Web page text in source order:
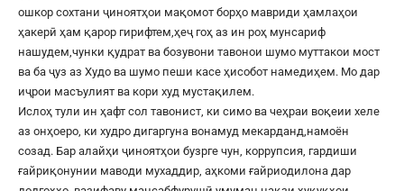
ошкор сохтани ҷиноятҳои мақомот борҳо мавриди ҳамлаҳои
ҳакерӣ ҳам қарор гирифтем,ҳеҷ гоҳ аз ин роҳ мунсариф
нашудем,чунки қудрат ва бозувони тавонои шумо муттакои мост
ва ба ҷуз аз Худо ва шумо пеши касе ҳисобот намедиҳем. Мо дар
иҷрои масъулият ва кори худ мустақилем.
Ислоҳ тули ин ҳафт сол тавонист, ки симо ва чеҳраи воқеии хеле
аз онҳоеро, ки худро дигаргуна вонамуд мекарданд,намоён
созад. Бар алайҳи ҷиноятҳои бузрге чун, коррупсия, гардиши
ғайриқонунии маводи мухаддир, аҳкоми ғайриодилона дар